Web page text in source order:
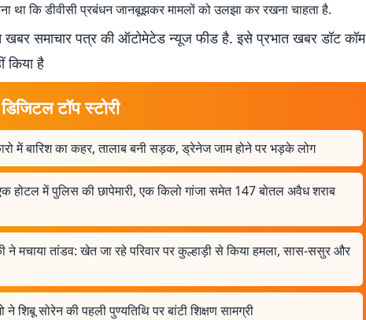
था कि डीवीसी प्रबंधन जानबूझकर मामलों को उलझा कर रखना चाहता है.
खबर समाचार पत्र की ऑटोमेटेड न्यूज फीड है. इसे प्रभात खबर डॉट कॉम
किया है
टॉप स्टोरी
में बारिश का कहर, तालाब बनी सड़क, ड्रेनेज जाम होने पर भड़के लोग
होटल में पुलिस की छापेमारी, एक किलो गांजा समेत 147 बोतल अवैध शराब
ने मचाया तांडव: खेत जा रहे परिवार पर कुल्हाड़ी से किया हमला, सास-ससुर और
ने शिबू सोरेन की पहली पुण्यतिथि पर बांटी शिक्षण सामग्री